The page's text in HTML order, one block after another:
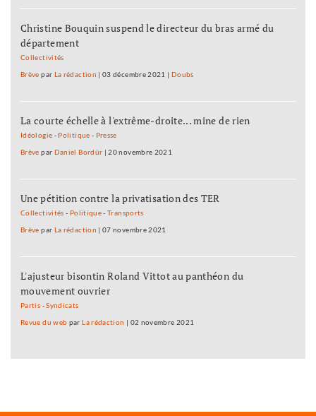
Christine Bouquin suspend le directeur du bras armé du
département
Collectivités
Brève par La rédaction |03 décembre 2021 | Doubs
La courte échelle à l'extrême-droite... mine de rien
Idéologie - Politique - Presse
Brève par Daniel Bordür |20 novembre 2021
Une pétition contre la privatisation des TER
Collectivités - Politique-Transports
Brève par La rédaction |07 novembre 2021
L'ajusteur bisontin Roland Vittot au panthéon du
mouvement ouvrier
Partis -Syndicats
Revue du web parLa rédaction | 02 novembre 2021